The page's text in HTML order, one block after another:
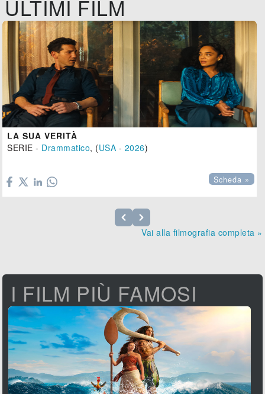
ULTIMI FILM
LA SUA VERITÀ
SERIE - Drammatico, (USA - 2026)
Scheda »
Vai alla filmografia completa »
I FILM PIÙ FAMOSI